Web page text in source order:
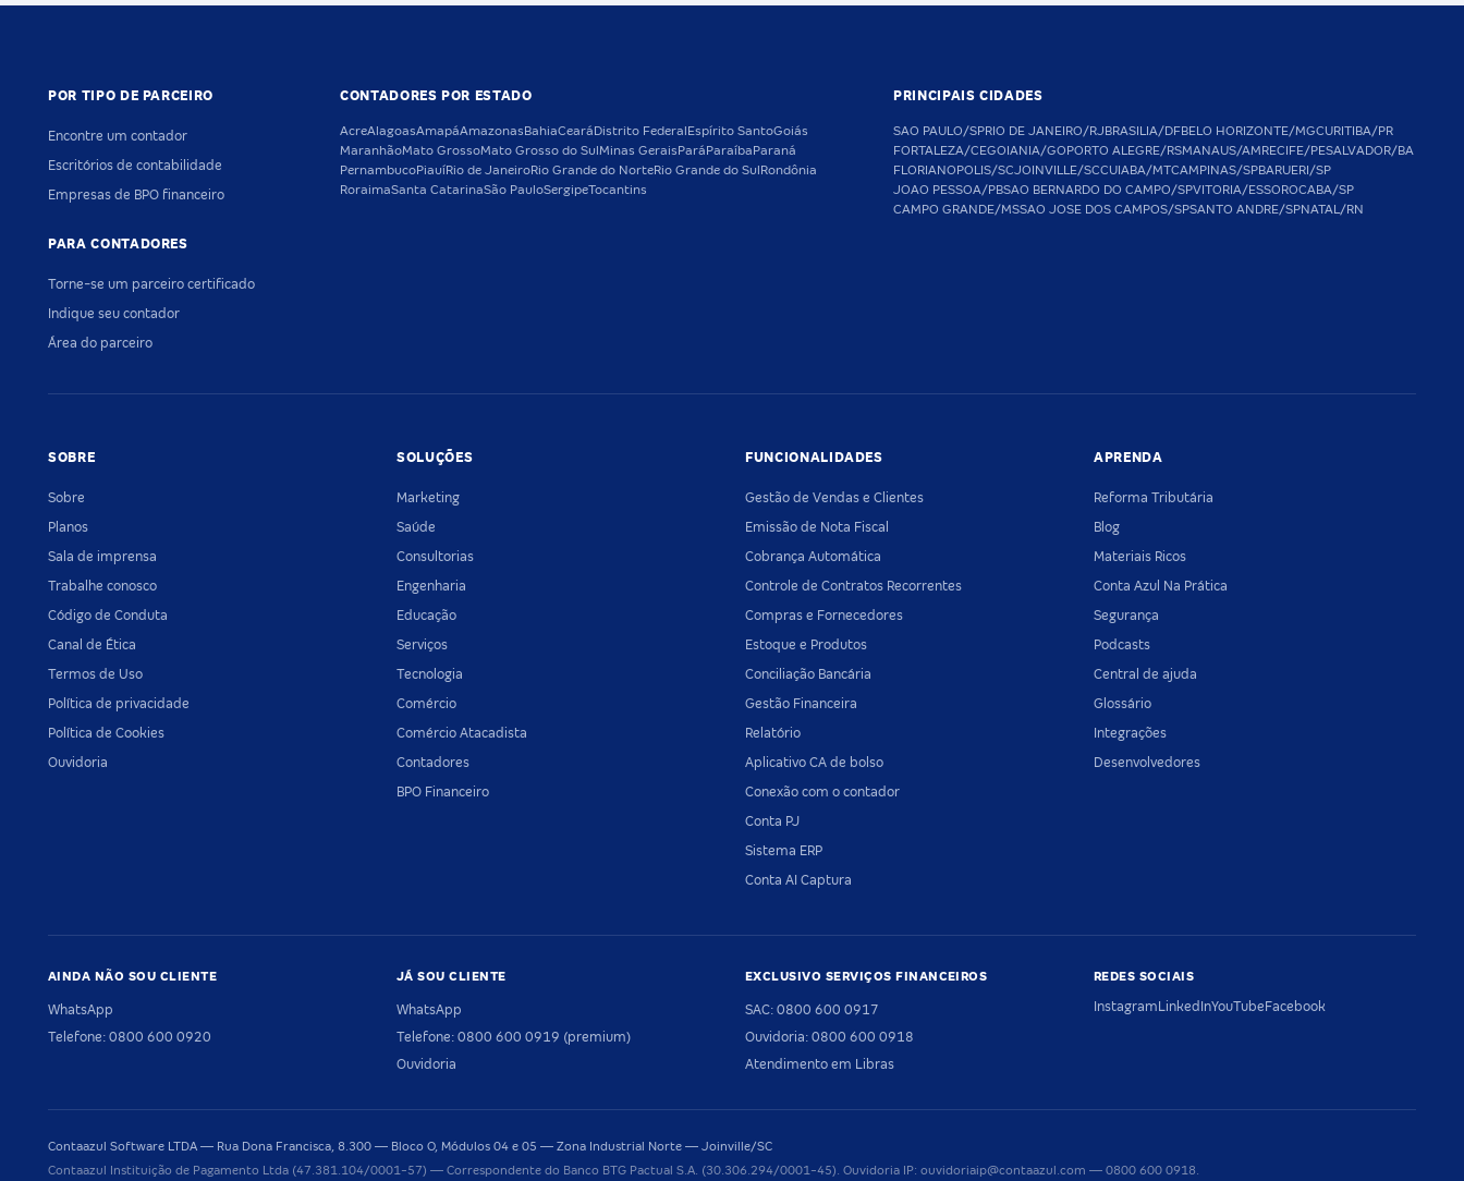
POR TIPO DE PARCEIRO
Encontre um contador
Escritórios de contabilidade
Empresas de BPO financeiro
PARA CONTADORES
Torne-se um parceiro certificado
Indique seu contador
Área do parceiro
CONTADORES POR ESTADO
AcreAlagoasAmapáAmazonasBahiaCearáDistrito FederalEspírito SantoGoiás
MaranhãoMato GrossoMato Grosso do SulMinas GeraisParáParaíbaParaná
PernambucoPiauíRio de JaneiroRio Grande do NorteRio Grande do SulRondônia
RoraimaSanta CatarinaSão PauloSergipeTocantins
PRINCIPAIS CIDADES
SAO PAULO/SPRIO DE JANEIRO/RJBRASILIA/DFBELO HORIZONTE/MGCURITIBA/PR
FORTALEZA/CEGOIANIA/GOPORTO ALEGRE/RSMANAUS/AMRECIFE/PESALVADOR/BA
FLORIANOPOLIS/SCJOINVILLE/SCCUIABA/MTCAMPINAS/SPBARUERI/SP
JOAO PESSOA/PBSAO BERNARDO DO CAMPO/SPVITORIA/ESSOROCABA/SP
CAMPO GRANDE/MSSAO JOSE DOS CAMPOS/SPSANTO ANDRE/SPNATAL/RN
SOBRE
Sobre
Planos
Sala de imprensa
Trabalhe conosco
Código de Conduta
Canal de Ética
Termos de Uso
Política de privacidade
Política de Cookies
Ouvidoria
SOLUÇÕES
Marketing
Saúde
Consultorias
Engenharia
Educação
Serviços
Tecnologia
Comércio
Comércio Atacadista
Contadores
BPO Financeiro
FUNCIONALIDADES
Gestão de Vendas e Clientes
Emissão de Nota Fiscal
Cobrança Automática
Controle de Contratos Recorrentes
Compras e Fornecedores
Estoque e Produtos
Conciliação Bancária
Gestão Financeira
Relatório
Aplicativo CA de bolso
Conexão com o contador
Conta PJ
Sistema ERP
Conta AI Captura
APRENDA
Reforma Tributária
Blog
Materiais Ricos
Conta Azul Na Prática
Segurança
Podcasts
Central de ajuda
Glossário
Integrações
Desenvolvedores
AINDA NÃO SOU CLIENTE
WhatsApp
Telefone: 0800 600 0920
JÁ SOU CLIENTE
WhatsApp
Telefone: 0800 600 0919 (premium)
Ouvidoria
EXCLUSIVO SERVIÇOS FINANCEIROS
SAC: 0800 600 0917
Ouvidoria: 0800 600 0918
Atendimento em Libras
REDES SOCIAIS
InstagramLinkedInYouTubeFacebook
Contaazul Software LTDA — Rua Dona Francisca, 8.300 — Bloco O, Módulos 04 e 05 — Zona Industrial Norte — Joinville/SC
Contaazul Instituição de Pagamento Ltda (47.381.104/0001-57) — Correspondente do Banco BTG Pactual S.A. (30.306.294/0001-45). Ouvidoria IP: ouvidoriaip@contaazul.com — 0800 600 0918.